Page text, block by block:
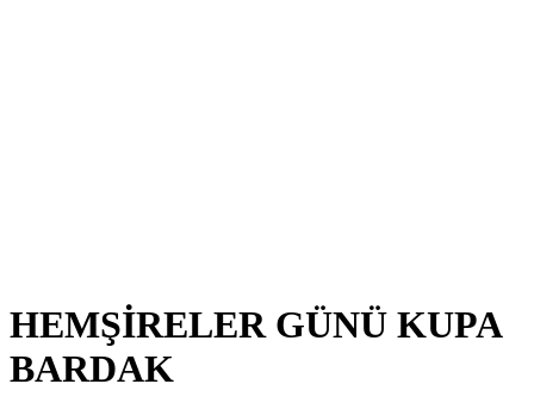
HEMŞİRELER GÜNÜ KUPA
BARDAK